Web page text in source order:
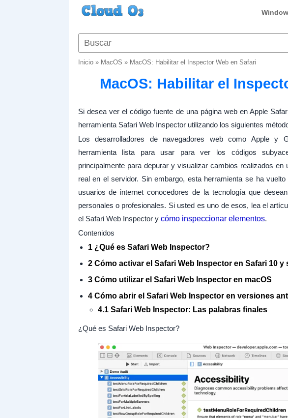
Inicio» MacOS » MacOS: Habilitar el Inspector Web en Safari
MacOS: Habilitar el
Si desea ver el código fuente de una página web en Apple
herramienta Safari Web Inspector utilizando los siguientes
Los desarrolladores de navegadores web como Apple y
herramienta lista para usar para ver los códigos
principalmente para depurar y visualizar cambios realizados
real en el servidor. Sin embargo, esta herramienta se ha
usuarios de internet conocedores de la tecnología que
personales o profesionales. Si usted es uno de esos, lea el
el Safari Web Inspector y cómo inspeccionar elementos.
Contenidos
1 ¿Qué es Safari Web Inspector?
2 Cómo activar el Safari Web Inspector en Safari 10 y
3 Cómo utilizar el Safari Web Inspector en macOS
4 Cómo abrir el Safari Web Inspector en versiones
4.1 Safari Web Inspector: Las palabras finales
¿Qué es Safari Web Inspector?